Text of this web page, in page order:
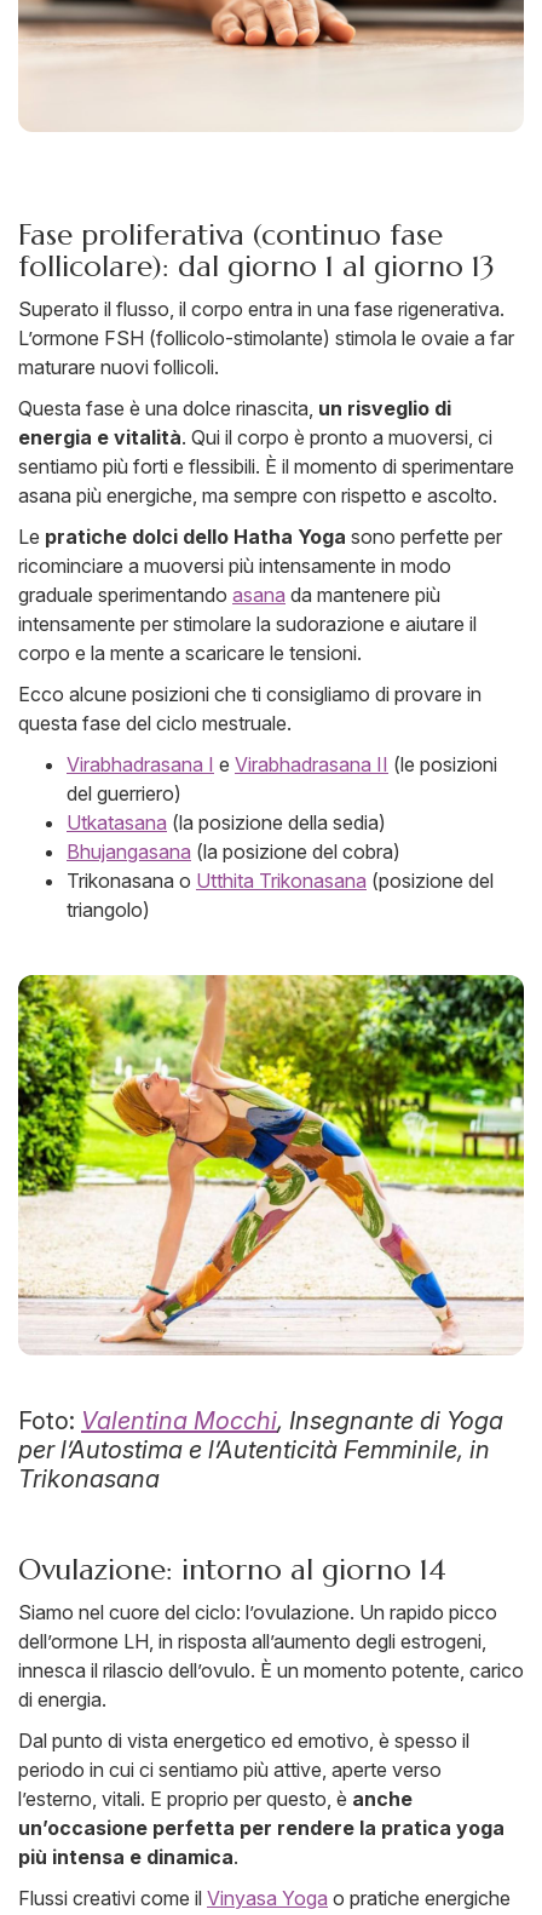
Fase proliferativa (continuo fase
follicolare): dal giorno 1 al giorno 13
Superato il flusso, il corpo entra in una fase rigenerativa.
L’ormone FSH (follicolo-stimolante) stimola le ovaie a far
maturare nuovi follicoli.
Questa fase è una dolce rinascita, un risveglio di
energia e vitalità. Qui il corpo è pronto a muoversi, ci
sentiamo più forti e flessibili. È il momento di sperimentare
asana più energiche, ma sempre con rispetto e ascolto.
Le pratiche dolci dello Hatha Yoga sono perfette per
ricominciare a muoversi più intensamente in modo
graduale sperimentando asana da mantenere più
intensamente per stimolare la sudorazione e aiutare il
corpo e la mente a scaricare le tensioni.
Ecco alcune posizioni che ti consigliamo di provare in
questa fase del ciclo mestruale.
Virabhadrasana I e Virabhadrasana II (le posizioni
del guerriero)
Utkatasana (la posizione della sedia)
Bhujangasana (la posizione del cobra)
Trikonasana o Utthita Trikonasana (posizione del
triangolo)
Foto: Valentina Mocchi, Insegnante di Yoga
per l’Autostima e l’Autenticità Femminile, in
Trikonasana
Ovulazione: intorno al giorno 14
Siamo nel cuore del ciclo: l’ovulazione. Un rapido picco
dell’ormone LH, in risposta all’aumento degli estrogeni,
innesca il rilascio dell’ovulo. È un momento potente, carico
di energia.
Dal punto di vista energetico ed emotivo, è spesso il
periodo in cui ci sentiamo più attive, aperte verso
l’esterno, vitali. E proprio per questo, è anche
un’occasione perfetta per rendere la pratica yoga
più intensa e dinamica.
Flussi creativi come il Vinyasa Yoga o pratiche energiche